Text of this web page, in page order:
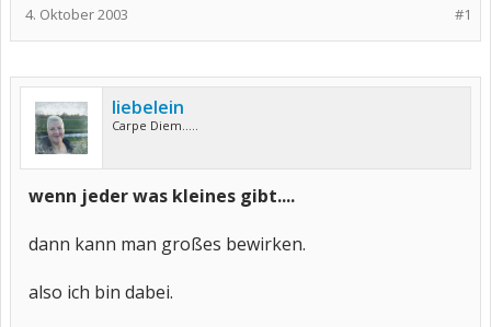
#1
4. Oktober 2003
liebelein
Carpe Diem.....
wenn jeder was kleines gibt....
dann kann man großes bewirken.
also ich bin dabei.